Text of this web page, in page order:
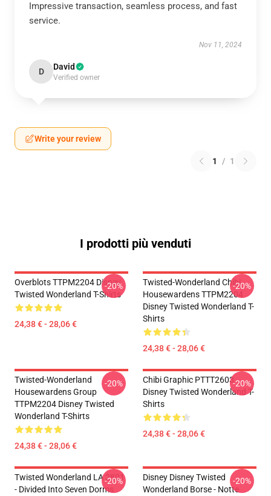
Impressive transaction, seamless process, and fast
service.
Nov 11, 2024
D David
Verified owner
Write your review
1 / 1
I prodotti più venduti
Overblots TTPM2204 Disney
Twisted Wonderland T-Shirts
24,38 € - 28,06 €
-20%
Twisted-Wonderland Chibi
Housewardens TTPM2204
Disney Twisted Wonderland T-
Shirts
24,38 € - 28,06 €
-20%
Twisted-Wonderland
Housewardens Group
TTPM2204 Disney Twisted
Wonderland T-Shirts
24,38 € - 28,06 €
-20%
Chibi Graphic PTTT2603
Disney Twisted Wonderland T-
Shirts
24,38 € - 28,06 €
-20%
Twisted Wonderland LA 2801
- Divided Into Seven Dorms
-20%
Disney Disney Twisted
Wonderland Borse - Notte
-20%